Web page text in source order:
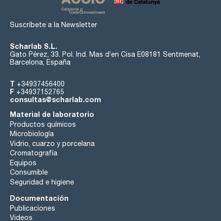
Suscríbete a la Newsletter
Scharlab S.L.
Gato Pérez, 33. Pol. Ind. Mas d’en Cisa E08181 Sentmenat,
Barcelona, España
T +34937456400
F +34937152765
consultas@scharlab.com
Material de laboratorio
Productos químicos
Microbiología
Vidrio, cuarzo y porcelana
Cromatografía
Equipos
Consumible
Seguridad e higiene
Documentación
Publicaciones
Videos